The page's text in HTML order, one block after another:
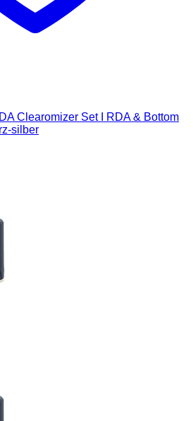
Clearomizer Set I RDA & Bottom
silber